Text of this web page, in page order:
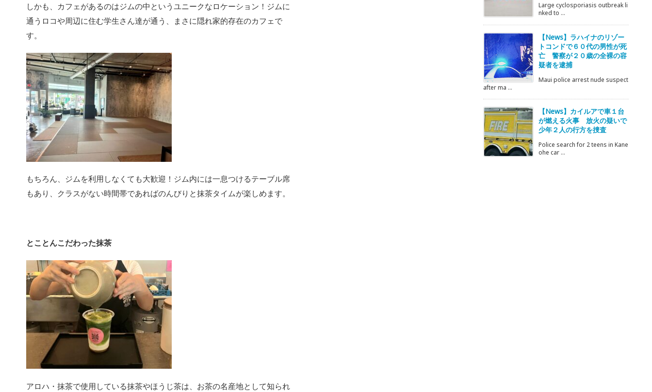
しかも、カフェがあるのはジムの中というユニークなロケーション！ジムに
通うロコや周辺に住む学生さん達が通う、まさに隠れ家的存在のカフェで
す。
もちろん、ジムを利用しなくても大歓迎！ジム内には一息つけるテーブル席
もあり、クラスがない時間帯であればのんびりと抹茶タイムが楽しめます。
とことんこだわった抹茶
アロハ・抹茶で使用している抹茶やほうじ茶は、お茶の名産地として知られ
Large cyclosporiasis outbreak li
nked to ...
【News】ラハイナのリゾー
トコンドで６０代の男性が死
亡 警察が２０歳の全裸の容
疑者を逮捕
Maui police arrest nude suspect
after ma ...
【News】カイルアで車１台
が燃える火事 放火の疑いで
少年２人の行方を捜査
Police search for 2 teens in Kane
ohe car ...